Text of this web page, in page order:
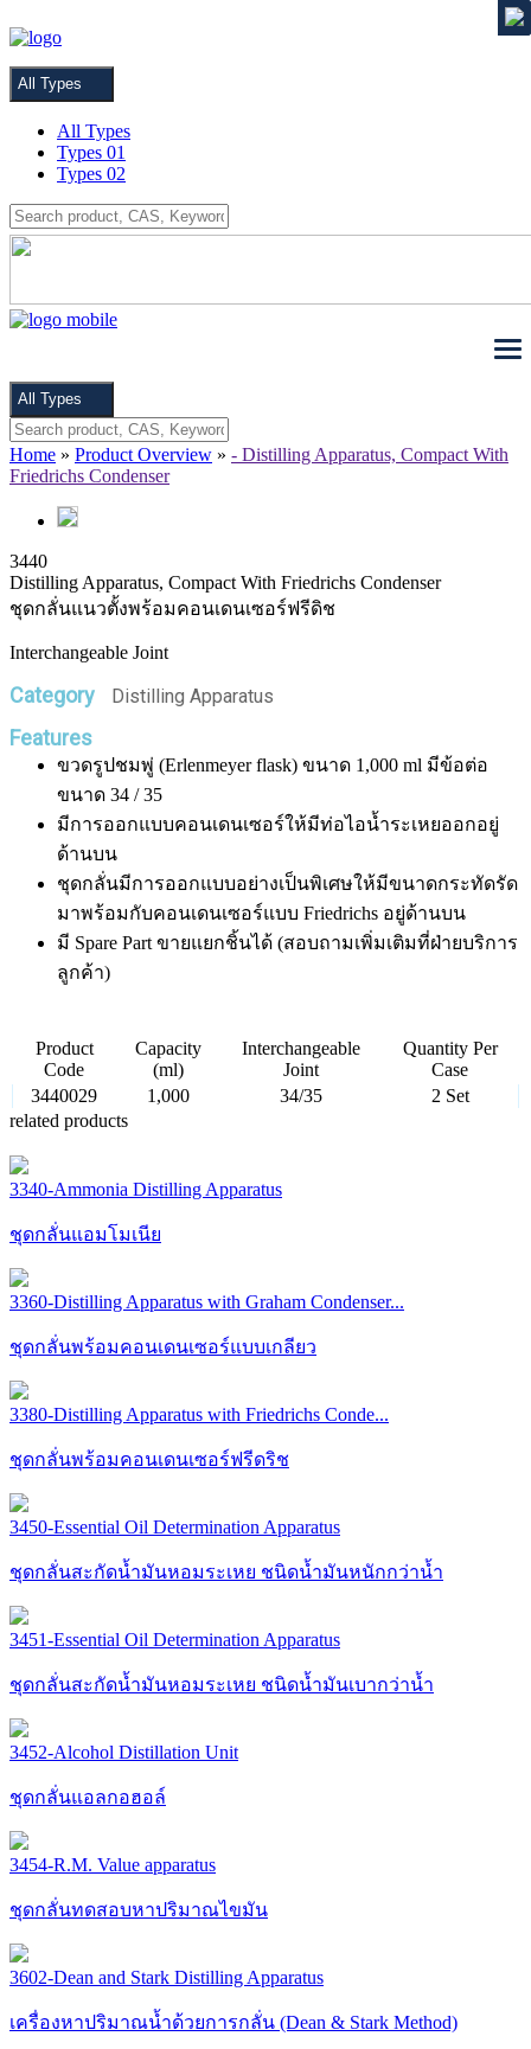
All Types
All Types
Types 01
Types 02
All Types
Home » Product Overview » - Distilling Apparatus, Compact With
Friedrichs Condenser
3440
Distilling Apparatus, Compact With Friedrichs Condenser
ชุดกลั่นแนวตั้งพร้อมคอนเดนเซอร์ฟรีดิช
Interchangeable Joint
Category Distilling Apparatus
Features
ขวดรูปชมพู่ (Erlenmeyer flask) ขนาด 1,000 ml มีข้อต่อ
ขนาด 34 / 35
มีการออกแบบคอนเดนเซอร์ให้มีท่อไอน้ำระเหยออกอยู่
ด้านบน
ชุดกลั่นมีการออกแบบอย่างเป็นพิเศษให้มีขนาดกระทัดรัด
มาพร้อมกับคอนเดนเซอร์แบบ Friedrichs อยู่ด้านบน
มี Spare Part ขายแยกชิ้นได้ (สอบถามเพิ่มเติมที่ฝ่ายบริการ
ลูกค้า)
Product
Code
Capacity
(ml)
Interchangeable
Joint
Quantity Per
Case
3440029
1,000 34/35
2 Set
related products
3340-Ammonia Distilling Apparatus
ชุดกลั่นแอมโมเนีย
3360-Distilling Apparatus with Graham Condenser...
ชุดกลั่นพร้อมคอนเดนเซอร์แบบเกลียว
3380-Distilling Apparatus with Friedrichs Conde...
ชุดกลั่นพร้อมคอนเดนเซอร์ฟรีดริช
3450-Essential Oil Determination Apparatus
ชุดกลั่นสะกัดน้ำมันหอมระเหย ชนิดน้ำมันหนักกว่าน้ำ
3451-Essential Oil Determination Apparatus
ชุดกลั่นสะกัดน้ำมันหอมระเหย ชนิดน้ำมันเบากว่าน้ำ
3452-Alcohol Distillation Unit
ชุดกลั่นแอลกอฮอล์
3454-R.M. Value apparatus
ชุดกลั่นทดสอบหาปริมาณไขมัน
3602-Dean and Stark Distilling Apparatus
เครื่องหาปริมาณน้ำด้วยการกลั่น (Dean & Stark Method)